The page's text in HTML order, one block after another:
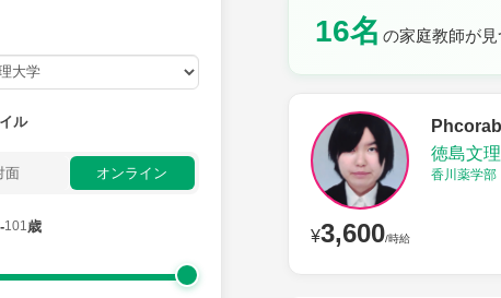
ル
面 オンライン
-101歳
16名 の家庭教師が見
¥3,600/時給
徳島文
香川薬学部
土曜日 日曜日